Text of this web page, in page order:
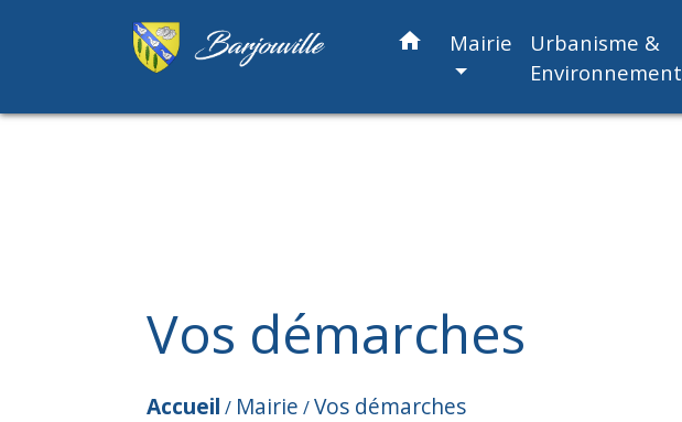
home Mairie
Urbanisme &
Environnement
Vos démarches
Accueil / Mairie /Vos démarches